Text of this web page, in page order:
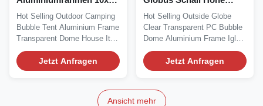
Fast Dynamics ATEX
zertifiziert
Hot Selling Outdoor Camping
Bubble Tent Aluminium Frame
Transparent Dome House It is
technologies...
Jetzt Anfragen
Isolation Bubble Tent Ho
Hot Selling Outside Globe
Clear Transparent PC Bubble
Dome Aluminium Frame Igloo
Tent Combining...
Jetzt Anfragen
Ansicht mehr